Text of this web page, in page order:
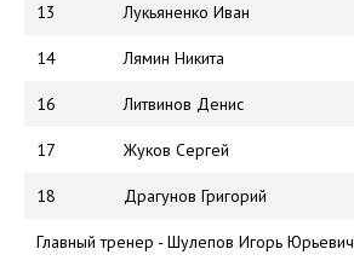
13 Лукьяненко Иван
14 Лямин Никита
16 Литвинов Денис
17 Жуков Сергей
18 Драгунов Григорий
Главный тренер - Шулепов Игорь Юрьевич